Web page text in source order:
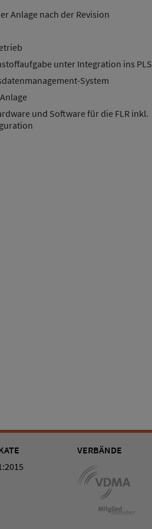
Anlage nach der Revision
unter Integration ins PLS
System
und Software für die FLR inkl.
VERBÄNDE